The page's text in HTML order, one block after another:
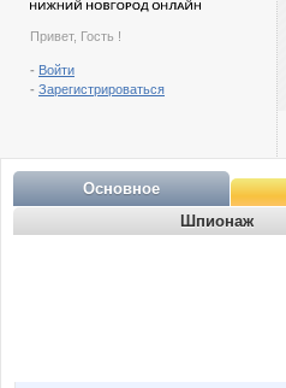
Привет, Гость !
- Войти
- Зарегистрироваться
Основное
Шпионаж